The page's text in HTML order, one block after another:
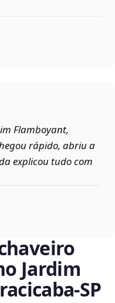
Flamboyant,
rápido, abriu a
explicou tudo com
Jardim